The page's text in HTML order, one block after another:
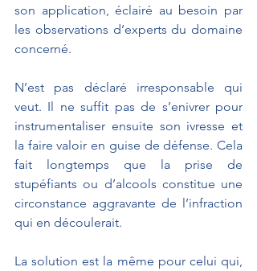
son application, éclairé au besoin par
les observations d’experts du domaine
concerné.
N’est pas déclaré irresponsable qui
veut. Il ne suffit pas de s’enivrer pour
instrumentaliser ensuite son ivresse et
la faire valoir en guise de défense. Cela
fait longtemps que la prise de
stupéfiants ou d’alcools constitue une
circonstance aggravante de l’infraction
qui en découlerait.
La solution est la même pour celui qui,